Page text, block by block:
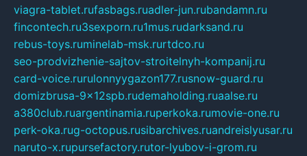
viagra-tablet.rufasbags.ruadler-jun.rubandamn.ru
fincontech.ru3sexporn.ru1mus.rudarksand.ru
rebus-toys.ruminelab-msk.rurtdco.ru
seo-prodvizhenie-sajtov-stroitelnyh-kompanij.ru
card-voice.rurulonnyygazon177.rusnow-guard.ru
domizbrusa-9x12spb.rudemaholding.ruaalse.ru
a380club.ruargentinamia.ruperkoka.rumovie-one.ru
perk-oka.rug-octopus.rusibarchives.ruandreislyusar.ru
naruto-x.rupursefactory.rutor-lyubov-i-grom.ru